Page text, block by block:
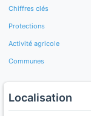
Chiffres clés
Protections
Activité agricole
Communes
Localisation